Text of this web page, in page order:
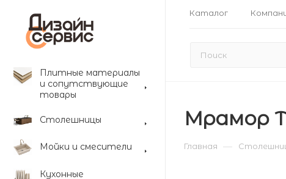
Каталог
Плитные материалы
и сопутствующие
товары
Столешницы
Мойки и смесители
Кухонные
Мрамор
Главная —